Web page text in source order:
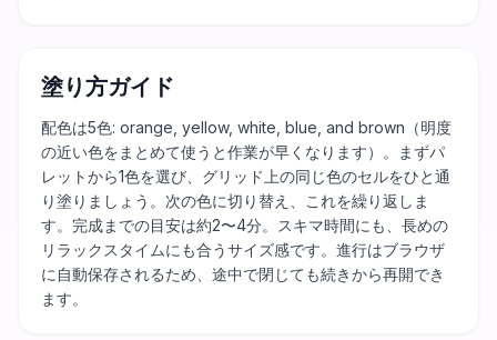
塗り方ガイド
配色は5色: orange, yellow, white, blue, and brown（明度
の近い色をまとめて使うと作業が早くなります）。まずパ
レットから1色を選び、グリッド上の同じ色のセルをひと通
り塗りましょう。次の色に切り替え、これを繰り返しま
す。完成までの目安は約2〜4分。スキマ時間にも、長めの
リラックスタイムにも合うサイズ感です。進行はブラウザ
に自動保存されるため、途中で閉じても続きから再開でき
ます。